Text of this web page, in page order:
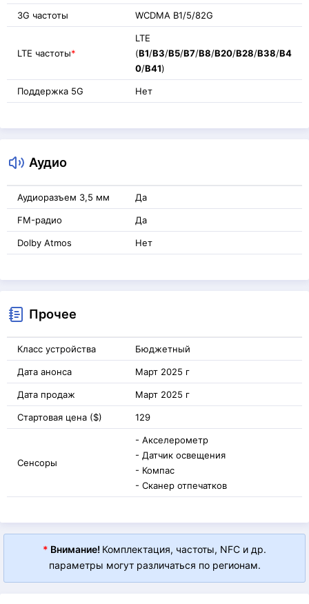
3G частоты WCDMA B1/5/82G
LTE частоты*
LTE
(B1/B3/B5/B7/B8/B20/B28/B38/B4
0/B41)
Поддержка 5G Нет
Аудио
Аудиоразъем 3,5 мм Да
FM-радио Да
Dolby Atmos Нет
Прочее
Класс устройства Бюджетный
Дата анонса Март 2025 г
Дата продаж Март 2025 г
Стартовая цена ($) 129
Сенсоры
- Акселерометр
- Датчик освещения
- Компас
- Сканер отпечатков
* Внимание! Комплектация, частоты, NFC и др.
параметры могут различаться по регионам.